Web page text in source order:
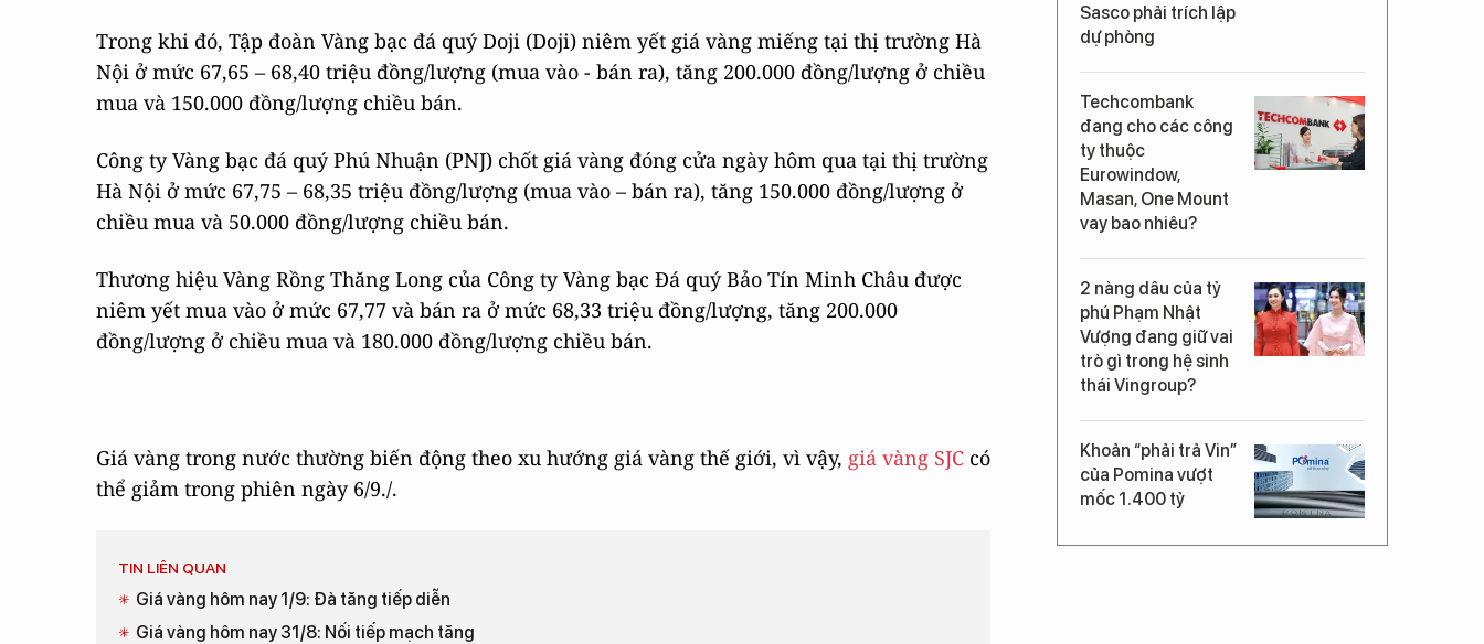
Trong khi đó, Tập đoàn Vàng bạc đá quý Doji (Doji) niêm yết giá vàng miếng tại thị trường Hà
Nội ở mức 67,65 – 68,40 triệu đồng/lượng (mua vào - bán ra), tăng 200.000 đồng/lượng ở chiều
mua và 150.000 đồng/lượng chiều bán.
Công ty Vàng bạc đá quý Phú Nhuận (PNJ) chốt giá vàng đóng cửa ngày hôm qua tại thị trường
Hà Nội ở mức 67,75 – 68,35 triệu đồng/lượng (mua vào – bán ra), tăng 150.000 đồng/lượng ở
chiều mua và 50.000 đồng/lượng chiều bán.
Thương hiệu Vàng Rồng Thăng Long của Công ty Vàng bạc Đá quý Bảo Tín Minh Châu được
niêm yết mua vào ở mức 67,77 và bán ra ở mức 68,33 triệu đồng/lượng, tăng 200.000
đồng/lượng ở chiều mua và 180.000 đồng/lượng chiều bán.
Giá vàng trong nước thường biến động theo xu hướng giá vàng thế giới, vì vậy, giá vàng SJC có
thể giảm trong phiên ngày 6/9./.
TIN LIÊN QUAN
Giá vàng hôm nay 1/9: Đà tăng tiếp diễn
Giá vàng hôm nay 31/8: Nối tiếp mạch tăng
Sasco phải trích lập
dự phòng
Techcombank
đang cho các công
ty thuộc
Eurowindow,
Masan, One Mount
vay bao nhiêu?
2 nàng dâu của tỷ
phú Phạm Nhật
Vượng đang giữ vai
trò gì trong hệ sinh
thái Vingroup?
Khoản “phải trả Vin”
của Pomina vượt
mốc 1.400 tỷ